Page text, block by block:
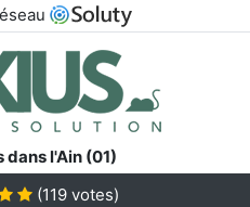
l'Ain (01)
(119 votes)